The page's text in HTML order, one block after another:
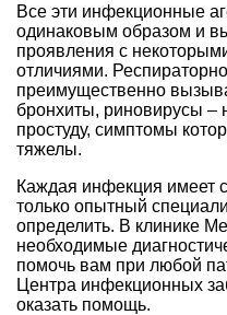
Все эти инфекционные
одинаковым образом и
проявления с
отличиями.
преимущественно
бронхиты, риновирусы –
простуду, симптомы
тяжелы.
Каждая инфекция имеет
только опытный
определить. В клинике
необходимые
помочь вам при любой
Центра инфекционных
оказать помощь.